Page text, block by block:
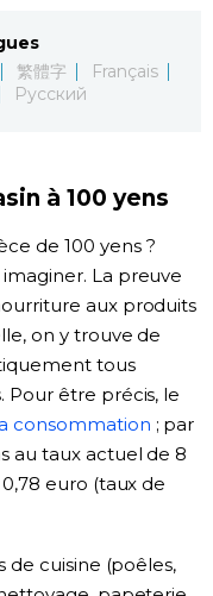
繁體字
Français
Русский
à 100 yens
de 100 yens ?
La preuve
aux produits
on y trouve de
tous
Pour être précis, le
consommation ; par
au taux actuel de 8
euro (taux de
de cuisine (poêles,